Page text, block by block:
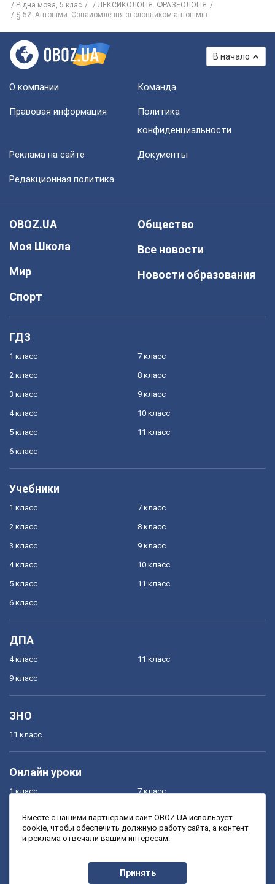
Рiдна мова, 5 клас
ЛЕКСИКОЛОГІЯ. ФРАЗЕОЛОГІЯ
§ 52. Антоніми. Ознайомлення зі словником антонімів
В начало
О компании Команда
Правовая информация
Политика
конфиденциальности
Реклама на сайте Документы
Редакционная политика
OBOZ.UA
Моя Школа
Мир
Спорт
Общество
Все новости
Новости образования
ГДЗ
1 класс
2 класс
3 класс
4 класс
5 класс
6 класс
7 класс
8 класс
9 класс
10 класс
11 класс
Учебники
1 класс
2 класс
3 класс
4 класс
5 класс
6 класс
7 класс
8 класс
9 класс
10 класс
11 класс
ДПА
4 класс
9 класс
11 класс
ЗНО
11 класс
Онлайн уроки
1 класс
3 класс
7 класс
9 класс
Вместе с нашими партнерами сайт OBOZ.UA использует
cookie, чтобы обеспечить должную работу сайта, а контент
и реклама отвечали вашим интересам.
Принять